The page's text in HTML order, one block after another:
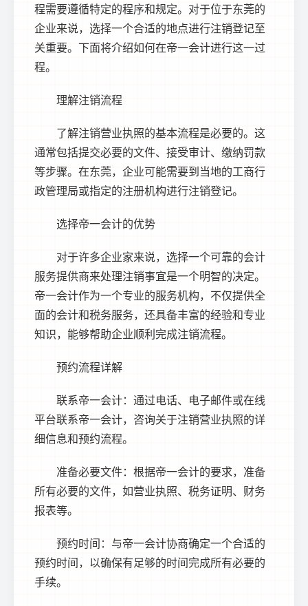
程需要遵循特定的程序和规定。对于位于东莞的
企业来说，选择一个合适的地点进行注销登记至
关重要。下面将介绍如何在帝一会计进行这一过
程。
理解注销流程
了解注销营业执照的基本流程是必要的。这
通常包括提交必要的文件、接受审计、缴纳罚款
等步骤。在东莞，企业可能需要到当地的工商行
政管理局或指定的注册机构进行注销登记。
选择帝一会计的优势
对于许多企业家来说，选择一个可靠的会计
服务提供商来处理注销事宜是一个明智的决定。
帝一会计作为一个专业的服务机构，不仅提供全
面的会计和税务服务，还具备丰富的经验和专业
知识，能够帮助企业顺利完成注销流程。
预约流程详解
联系帝一会计：通过电话、电子邮件或在线
平台联系帝一会计，咨询关于注销营业执照的详
细信息和预约流程。
准备必要文件：根据帝一会计的要求，准备
所有必要的文件，如营业执照、税务证明、财务
报表等。
预约时间：与帝一会计协商确定一个合适的
预约时间，以确保有足够的时间完成所有必要的
手续。